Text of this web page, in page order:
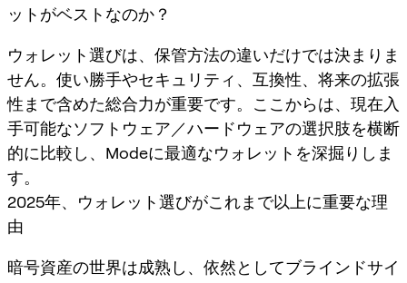
ットがベストなのか？
ウォレット選びは、保管方法の違いだけでは決まりま
せん。使い勝手やセキュリティ、互換性、将来の拡張
性まで含めた総合力が重要です。ここからは、現在入
手可能なソフトウェア／ハードウェアの選択肢を横断
的に比較し、Modeに最適なウォレットを深掘りしま
す。
2025年、ウォレット選びがこれまで以上に重要な理
由
暗号資産の世界は成熟し、依然としてブラインドサイ